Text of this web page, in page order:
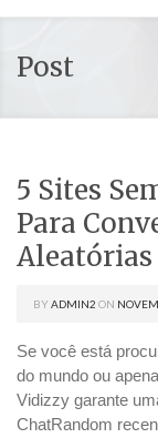
Post
5 Sites
Para
BY ADMIN2 ON
Se você está
do mundo ou
Vidizzy garante
ChatRandom